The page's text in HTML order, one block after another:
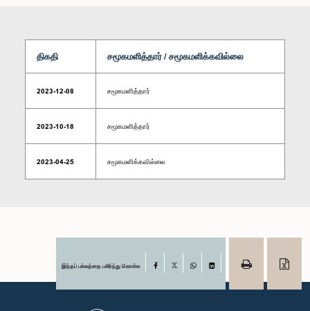
திகதி சமூகமளித்தார் / சமூகமளிக்கவில்லை
2023-12-08 சமூகமளித்தார்
2023-10-18 சமூகமளித்தார்
2023-04-25 சமூகமளிக்கவில்லை
இந்தப் பக்கத்தை பகிர்ந்து கொள்க Facebook